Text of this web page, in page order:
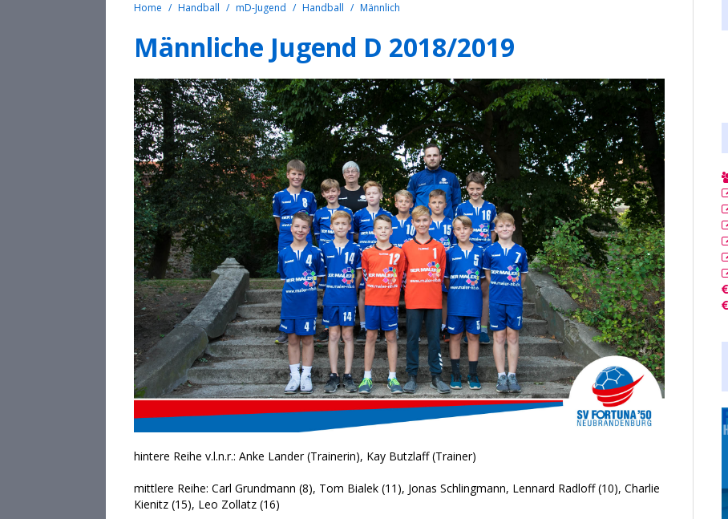
Home Handball mD-Jugend Handball Männlich
Männliche Jugend D 2018/2019
hintere Reihe v.l.n.r.: Anke Lander (Trainerin), Kay Butzlaff (Trainer)
mittlere Reihe: Carl Grundmann (8), Tom Bialek (11), Jonas Schlingmann, Lennard Radloff (10), Charlie
Kienitz (15), Leo Zollatz (16)